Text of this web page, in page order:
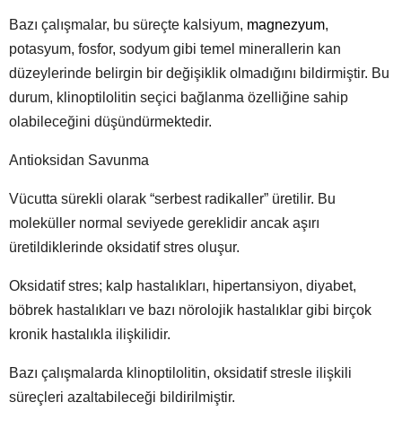
Bazı çalışmalar, bu süreçte kalsiyum, magnezyum,
potasyum, fosfor, sodyum gibi temel minerallerin kan
düzeylerinde belirgin bir değişiklik olmadığını bildirmiştir. Bu
durum, klinoptilolitin seçici bağlanma özelliğine sahip
olabileceğini düşündürmektedir.
Antioksidan Savunma
Vücutta sürekli olarak “serbest radikaller” üretilir. Bu
moleküller normal seviyede gereklidir ancak aşırı
üretildiklerinde oksidatif stres oluşur.
Oksidatif stres; kalp hastalıkları, hipertansiyon, diyabet,
böbrek hastalıkları ve bazı nörolojik hastalıklar gibi birçok
kronik hastalıkla ilişkilidir.
Bazı çalışmalarda klinoptilolitin, oksidatif stresle ilişkili
süreçleri azaltabileceği bildirilmiştir.